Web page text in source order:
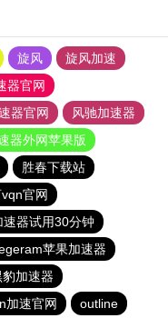
旋风
旋风加速
器官网
器官网
风驰加速器
器外网苹果版
胜春下载站
官网
速器试用30分钟
苹果加速器
豹加速器
加速官网 outline